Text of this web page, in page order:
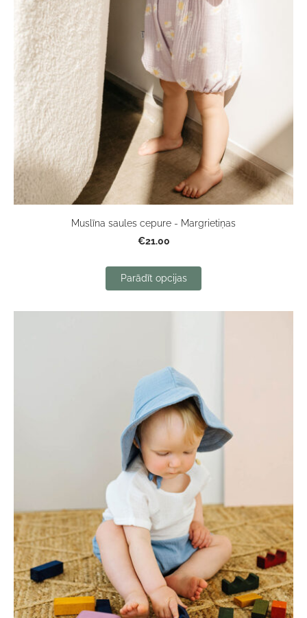
Muslīna saules cepure - Margrietiņas
€21.00
Parādīt opcijas